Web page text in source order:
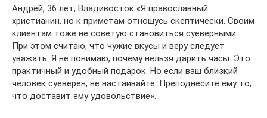
Андрей, 36 лет, Владивосток «Я православный
христианин, но к приметам отношусь скептически. Своим
клиентам тоже не советую становиться суеверными.
При этом считаю, что чужие вкусы и веру следует
уважать. Я не понимаю, почему нельзя дарить часы. Это
практичный и удобный подарок. Но если ваш близкий
человек суеверен, не настаивайте. Преподнесите ему то,
что доставит ему удовольствие».